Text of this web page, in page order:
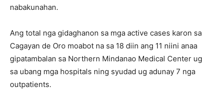
nabakunahan.
Ang total nga gidaghanon sa mga active cases karon sa
Cagayan de Oro moabot na sa 18 diin ang 11 niini anaa
gipatambalan sa Northern Mindanao Medical Center ug
sa ubang mga hospitals ning syudad ug adunay 7 nga
outpatients.